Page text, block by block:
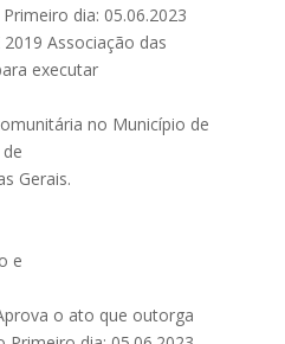
dia: 05.06.2023
2019 Associação das
executar
no Município de
Gerais.
e
o ato que outorga